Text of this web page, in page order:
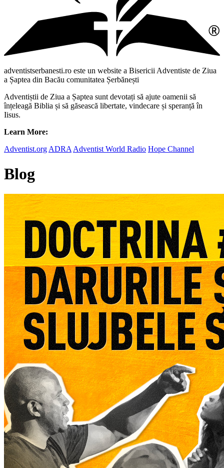
adventistserbanesti.ro este un website a Bisericii Adventiste de Ziua
a Șaptea din Bacău comunitatea Șerbănești
Adventiștii de Ziua a Șaptea sunt devotați să ajute oamenii să
înțeleagă Biblia și să găsească libertate, vindecare și speranță în
Iisus.
Learn More:
Adventist.org ADRA Adventist World Radio Hope Channel
Blog